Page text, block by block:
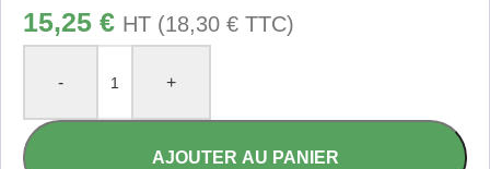
15,25 € HT (18,30 € TTC)
- +
AJOUTER AU PANIER